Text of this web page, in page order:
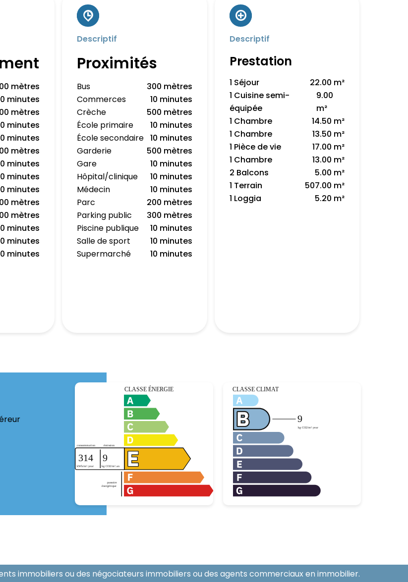
mètres
minutes
mètres
minutes
minutes
mètres
minutes
minutes
minutes
mètres
mètres
minutes
minutes
minutes
Descriptif
Proximités
Bus
300 mètres
Commerces
10 minutes
Crèche
500 mètres
École primaire
10 minutes
École secondaire 10 minutes
Garderie
500 mètres
Gare
10 minutes
Hôpital/clinique
10 minutes
Médecin
10 minutes
Parc
200 mètres
Parking public
300 mètres
Piscine publique
10 minutes
Salle de sport
10 minutes
Supermarché
10 minutes
Descriptif
Prestation
1 Séjour
22.00 m²
1 Cuisine semi-
équipée
9.00
m²
1 Chambre
14.50 m²
1 Chambre
13.50 m²
1 Pièce de vie
17.00 m²
1 Chambre
13.00 m²
2 Balcons
5.00 m²
1 Terrain
507.00 m²
1 Loggia
5.20 m²
immobiliers ou des négociateurs immobiliers ou des agents commerciaux en immobilier.